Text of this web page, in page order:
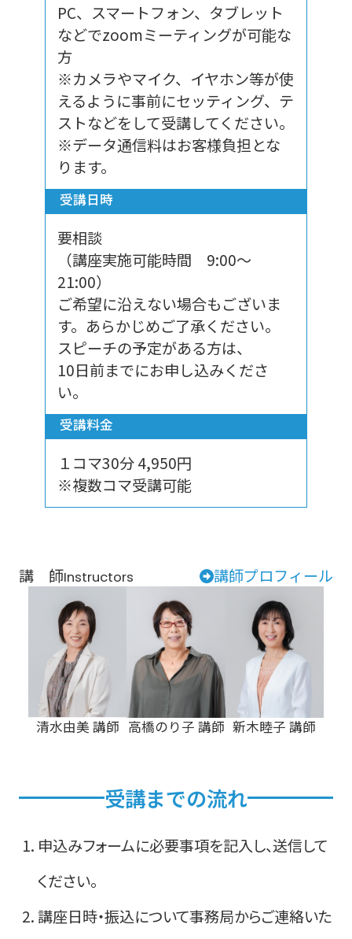
PC、スマートフォン、タブレット
などでzoomミーティングが可能な
方
※カメラやマイク、イヤホン等が使
えるように事前にセッティング、テ
ストなどをして受講してください。
※データ通信料はお客様負担とな
ります。
受講日時
要相談
（講座実施可能時間 9:00～
21:00）
ご希望に沿えない場合もございま
す。あらかじめご了承ください。
スピーチの予定がある方は、
10日前までにお申し込みくださ
い。
受講料金
１コマ30分 4,950円
※複数コマ受講可能
講 師Instructors 講師プロフィール
清水由美 講師 高橋のり子 講師 新木睦子 講師
受講までの流れ
申込みフォームに必要事項を記入し、送信して
ください。
講座日時・振込について事務局からご連絡いた